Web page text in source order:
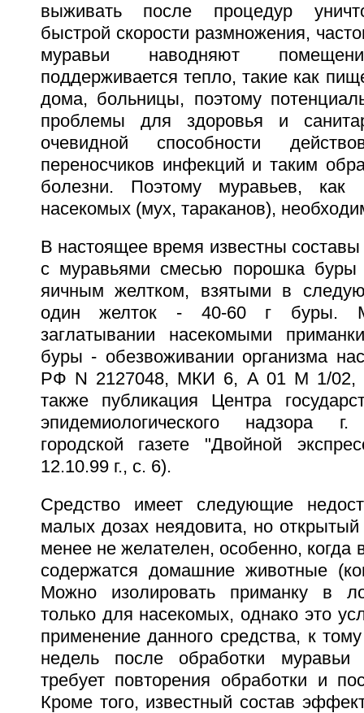
выживать после процедур
быстрой скорости размножения,
муравьи наводняют
поддерживается тепло, такие как
дома, больницы, поэтому
проблемы для здоровья и
очевидной способности
переносчиков инфекций и таким
болезни. Поэтому муравьев,
насекомых (мух, тараканов),
В настоящее время известны
с муравьями смесью порошка буры
яичным желтком, взятыми в
один желток - 40-60 г буры.
заглатывании насекомыми
буры - обезвоживании организма
РФ N 2127048, МКИ 6, A 01 M 1/02,
также публикация Центра
эпидемиологического надзора
городской газете "Двойной
12.10.99 г., с. 6).
Средство имеет следующие
малых дозах неядовита, но
менее не желателен, особенно,
содержатся домашние животные
Можно изолировать приманку в
только для насекомых, однако это
применение данного средства, к
недель после обработки муравьи
требует повторения обработки и
Кроме того, известный состав